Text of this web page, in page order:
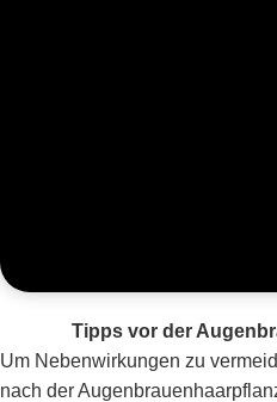
Tipps vor der
Um Nebenwirkungen zu
nach der